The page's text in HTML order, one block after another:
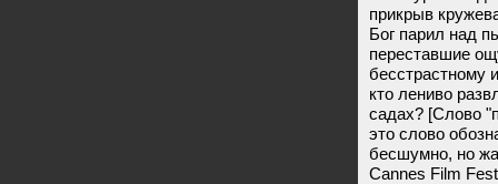
прикрыв
Бог парил над
переставшие
бесстрастному
кто лениво
садах? [Слово
это слово
бесшумно, но
Cannes Film